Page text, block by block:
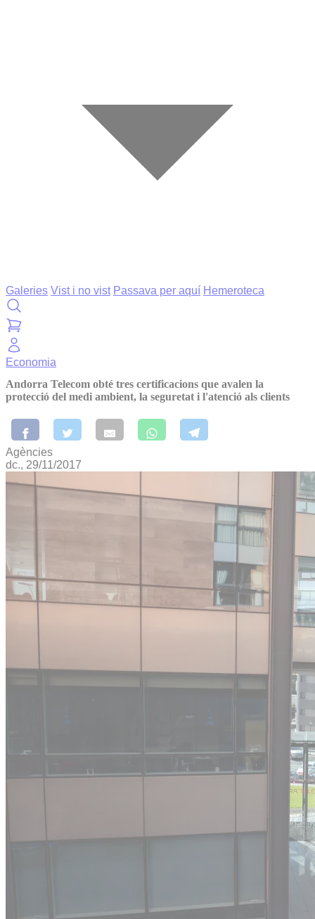
Galeries Vist i no vist Passava per aquí Hemeroteca
Economia
Andorra Telecom obté tres certificacions que avalen la
protecció del medi ambient, la seguretat i l'atenció als clients
Agències
dc., 29/11/2017